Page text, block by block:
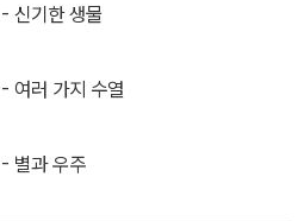
신기한 생물
여러 가지 수열
별과 우주